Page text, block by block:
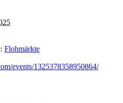
Flohmärkte
events/1325378358950864/